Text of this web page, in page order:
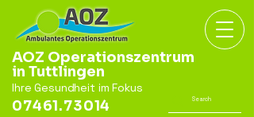
AOZ Operationszentrum
in Tuttlingen
Ihre Gesundheit im Fokus
07461.73014